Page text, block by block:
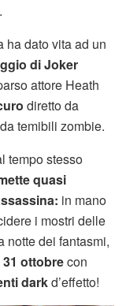
ha dato vita ad un
di Joker
attore Heath
diretto da
temibili zombie.
tempo stesso
quasi
in mano
i mostri delle
notte dei fantasmi,
31 ottobrecon
darkd’effetto!